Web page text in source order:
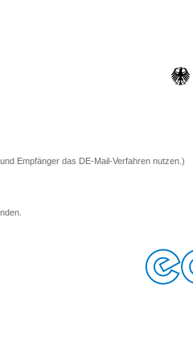
Empfänger das DE-Mail-Verfahren nutzen.)